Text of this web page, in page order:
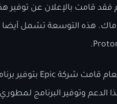
فقد قامت بالإعلان عن
هذه التوسعة تشمل أيضا
الدعم وتوفير البرنامج